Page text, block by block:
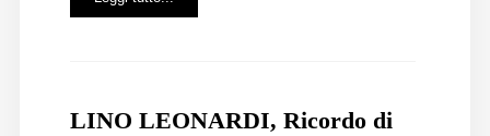
LINO LEONARDI, Ricordo di